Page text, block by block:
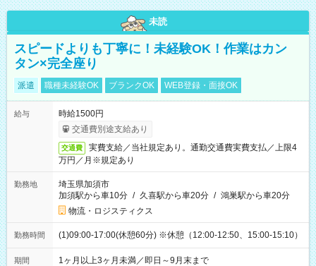
未読
スピードよりも丁寧に！未経験OK！作業はカン
タン×完全座り
派遣 職種未経験OK ブランクOK WEB登録・面接OK
給与
時給1500円
交通費別途支給あり
交通費
実費支給／当社規定あり。通勤交通費実費支払／上限4
万円／月※規定あり
勤務地
埼玉県加須市
加須駅から車10分 / 久喜駅から車20分 / 鴻巣駅から車20分
物流・ロジスティクス
勤務時間 (1)09:00-17:00(休憩60分) ※休憩（12:00-12:50、15:00-15:10）
期間 1ヶ月以上3ヶ月未満／即日～9月末まで